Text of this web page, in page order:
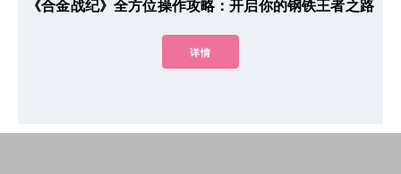
《合金战纪》全方位操作攻略：开启你的钢铁王者之路
详情